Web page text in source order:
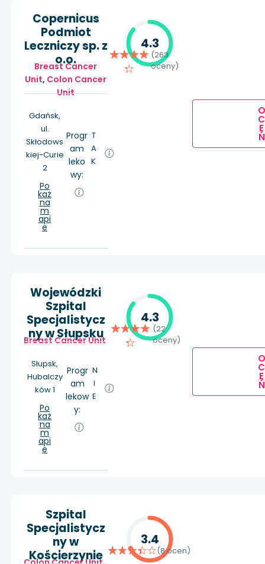
Copernicus
Podmiot
Leczniczy sp. z
o.o.
Breast Cancer
Unit, Colon Cancer
Unit
Gdańsk,
ul.
Skłodows
kiej-Curie
2
Po
każ
na
m
api
e
Progr
am
leko
wy:
T
A
K
4.3
(263
oceny)
O
C
E
Ń
Wojewódzki
Szpital
Specjalistycz
ny w Słupsku
Breast Cancer Unit
Słupsk,
Hubalczy
ków 1
Po
każ
na
m
api
e
Progr
am
lekow
y:
N
I
E
4.3
(22
oceny)
O
C
E
Ń
Szpital
Specjalistycz
ny w
Kościerzynie
3.4
(8 ocen)